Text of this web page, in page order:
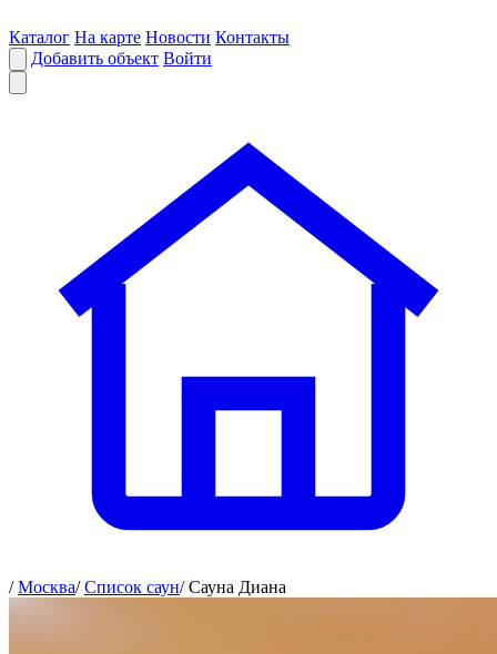
Каталог На карте Новости Контакты
Добавить объект Войти
/ Москва/ Список саун/ Сауна Диана